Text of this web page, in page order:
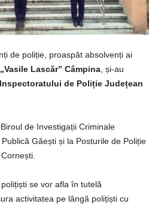
de poliție, proaspăt absolvenți ai
Lascăr” Câmpina , și-au
Inspectoratului de Poliție Județean
de Investigații Criminale
Găești și la Posturile de Poliție
se vor afla în tutelă
activitatea pe lângă polițiști cu